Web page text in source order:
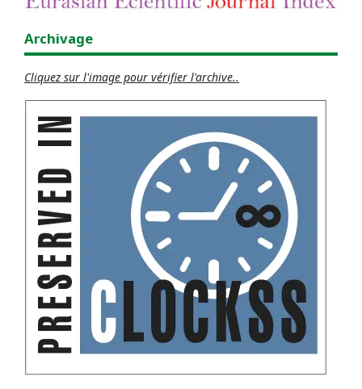
Archivage
Cliquez sur l'image pour vérifier l'archive..